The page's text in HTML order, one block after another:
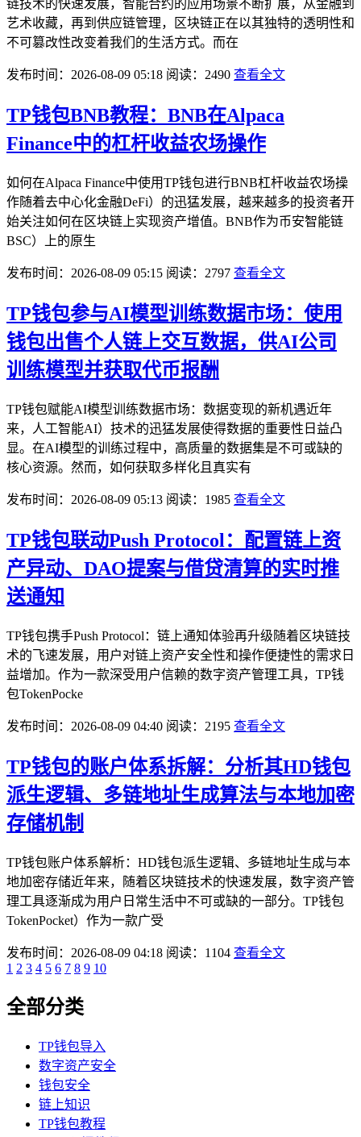
链技术的快速发展，智能合约的应用场景不断扩展，从金融到
艺术收藏，再到供应链管理，区块链正在以其独特的透明性和
不可篡改性改变着我们的生活方式。而在
发布时间：2026-08-09 05:18 阅读：2490 查看全文
TP钱包BNB教程：BNB在Alpaca
Finance中的杠杆收益农场操作
如何在Alpaca Finance中使用TP钱包进行BNB杠杆收益农场操
作随着去中心化金融DeFi）的迅猛发展，越来越多的投资者开
始关注如何在区块链上实现资产增值。BNB作为币安智能链
BSC）上的原生
发布时间：2026-08-09 05:15 阅读：2797 查看全文
TP钱包参与AI模型训练数据市场：使用
钱包出售个人链上交互数据，供AI公司
训练模型并获取代币报酬
TP钱包赋能AI模型训练数据市场：数据变现的新机遇近年
来，人工智能AI）技术的迅猛发展使得数据的重要性日益凸
显。在AI模型的训练过程中，高质量的数据集是不可或缺的
核心资源。然而，如何获取多样化且真实有
发布时间：2026-08-09 05:13 阅读：1985 查看全文
TP钱包联动Push Protocol：配置链上资
产异动、DAO提案与借贷清算的实时推
送通知
TP钱包携手Push Protocol：链上通知体验再升级随着区块链技
术的飞速发展，用户对链上资产安全性和操作便捷性的需求日
益增加。作为一款深受用户信赖的数字资产管理工具，TP钱
包TokenPocke
发布时间：2026-08-09 04:40 阅读：2195 查看全文
TP钱包的账户体系拆解：分析其HD钱包
派生逻辑、多链地址生成算法与本地加密
存储机制
TP钱包账户体系解析：HD钱包派生逻辑、多链地址生成与本
地加密存储近年来，随着区块链技术的快速发展，数字资产管
理工具逐渐成为用户日常生活中不可或缺的一部分。TP钱包
TokenPocket）作为一款广受
发布时间：2026-08-09 04:18 阅读：1104 查看全文
1 2 3 4 5 6 7 8 9 10
全部分类
TP钱包导入
数字资产安全
钱包安全
链上知识
TP钱包教程